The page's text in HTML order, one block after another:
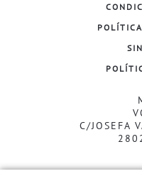
C/JOSEFA